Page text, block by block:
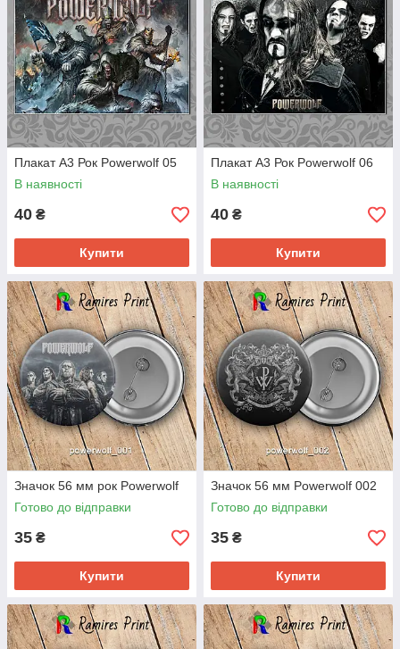
Плакат А3 Рок Powerwolf 05
В наявності
40 ₴
Купити
Плакат А3 Рок Powerwolf 06
В наявності
40 ₴
Купити
Значок 56 мм рок Powerwolf
Готово до відправки
35 ₴
Купити
Значок 56 мм Powerwolf 002
Готово до відправки
35 ₴
Купити